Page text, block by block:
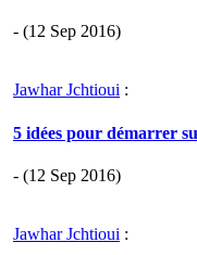
- (12 Sep 2016)
Jawhar Jchtioui :
5 idées pour démarrer
- (12 Sep 2016)
Jawhar Jchtioui :